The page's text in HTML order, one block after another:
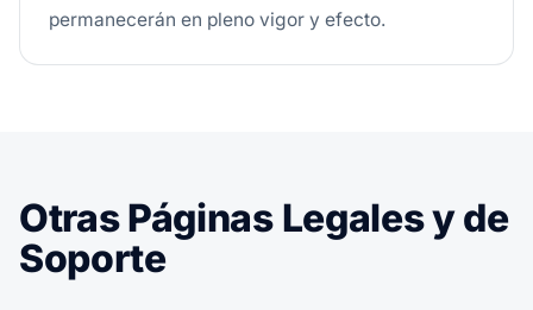
permanecerán en pleno vigor y efecto.
Otras Páginas Legales y de
Soporte